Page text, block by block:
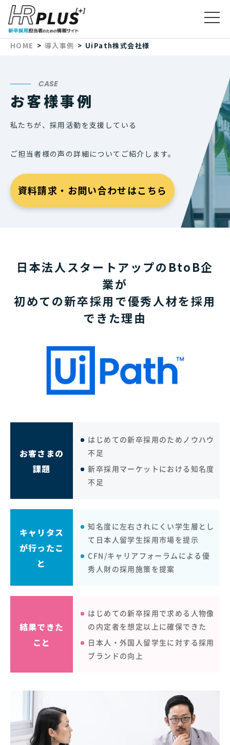
HOME 導入事例 UiPath株式会社様
お客様事例
CASE
私たちが、採用活動を支援している
ご担当者様の声の詳細についてご紹介します。
資料請求・お問い合わせはこちら
日本法人スタートアップのBtoB企
業が
初めての新卒採用で優秀人材を採用
できた理由
お客さまの
課題
はじめての新卒採用のためノウハウ
不足
新卒採用マーケットにおける知名度
不足
キャリタス
が行ったこ
と
知名度に左右されにくい学生層とし
て日本人留学生採用市場を提示
CFN/キャリアフォーラムによる優
秀人財の採用施策を提案
結果できた
こと
はじめての新卒採用で求める人物像
の内定者を想定以上に確保できた
日本人・外国人留学生に対する採用
ブランドの向上